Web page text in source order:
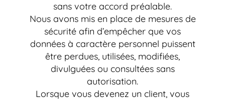
sans votre accord préalable.
Nous avons mis en place de mesures de
sécurité afin d’empêcher que vos
données à caractère personnel puissent
être perdues, utilisées, modifiées,
divulguées ou consultées sans
autorisation.
Lorsque vous devenez un client, vous